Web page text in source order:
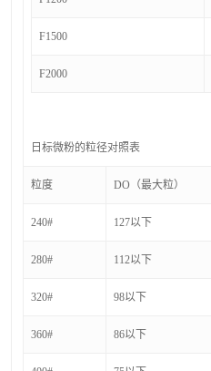
F1500
F2000
日标微粉的粒径对照表
粒度 DO（最大粒）
240# 127以下
280# 112以下
320# 98以下
360# 86以下